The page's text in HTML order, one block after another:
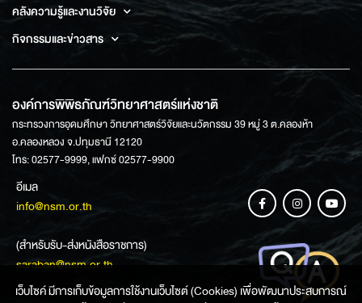
คลังความรู้และงานวิจัย
กิจกรรมและข่าวสาร
องค์การพิพิธภัณฑ์วิทยาศาสตร์แห่งชาติ
กระทรวงการอุดมศึกษา วิทยาศาสตร์วิจัยและนวัตกรรม 39 หมู่ 3 ต.คลองห้า
อ.คลองหลวง จ.ปทุมธานี 12120
โทร: 02577-9999, แฟกซ์ 02577-9900
อีเมล
info@nsm.or.th
(สำหรับรับ-ส่งหนังสือราชการ)
saraban@nsm.or.th
เว็บไซค์ มีการเก็บข้อมูลการใช้งานเว็บไซต์ (Cookies) เพื่อพัฒนาประสบการณ์